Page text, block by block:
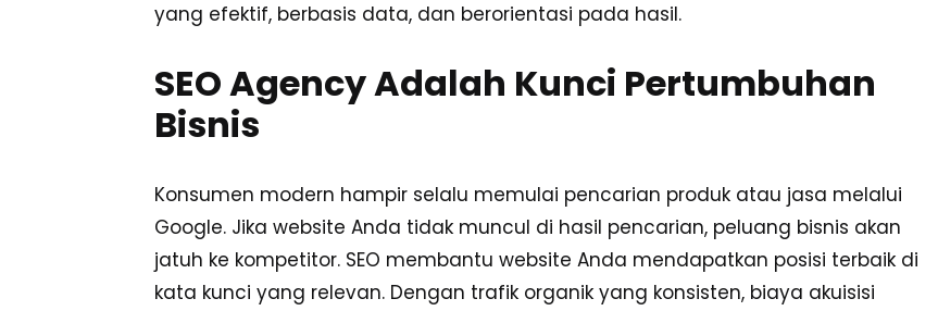
yang efektif, berbasis data, dan berorientasi pada hasil.
SEO Agency Adalah Kunci Pertumbuhan
Bisnis
Konsumen modern hampir selalu memulai pencarian produk atau jasa melalui
Google. Jika website Anda tidak muncul di hasil pencarian, peluang bisnis akan
jatuh ke kompetitor. SEO membantu website Anda mendapatkan posisi terbaik di
kata kunci yang relevan. Dengan trafik organik yang konsisten, biaya akuisisi